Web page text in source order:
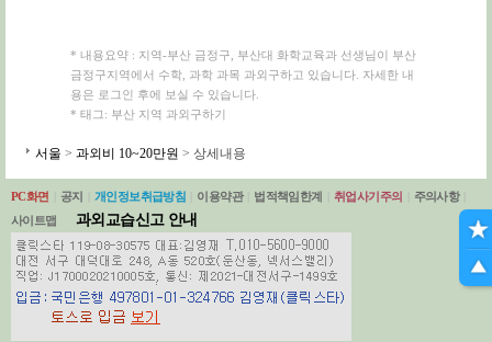
* 내용요약 : 지역-부산 금정구, 부산대 화학교육과 선생님이 부산
금정구지역에서 수학, 과학 과목 과외구하고 있습니다. 자세한 내
용은 로그인 후에 보실 수 있습니다.
* 태그: 부산 지역 과외구하기
서울 > 과외비 10~20만원 > 상세내용
PC화면 공지 개인정보취급방침 이용약관 법적책임한계 취업사기주의 주의사항
사이트맵
과외교습신고 안내